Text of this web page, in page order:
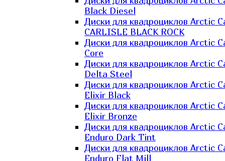
Black Diesel
Диски для квадроциклов Arctic
CARLISLE BLACK ROCK
Диски для квадроциклов Arctic
Core
Диски для квадроциклов Arctic
Delta Steel
Диски для квадроциклов Arctic
Elixir Black
Диски для квадроциклов Arctic
Elixir Bronze
Диски для квадроциклов Arctic
Enduro Dark Tint
Диски для квадроциклов Arctic
Enduro Flat Mill